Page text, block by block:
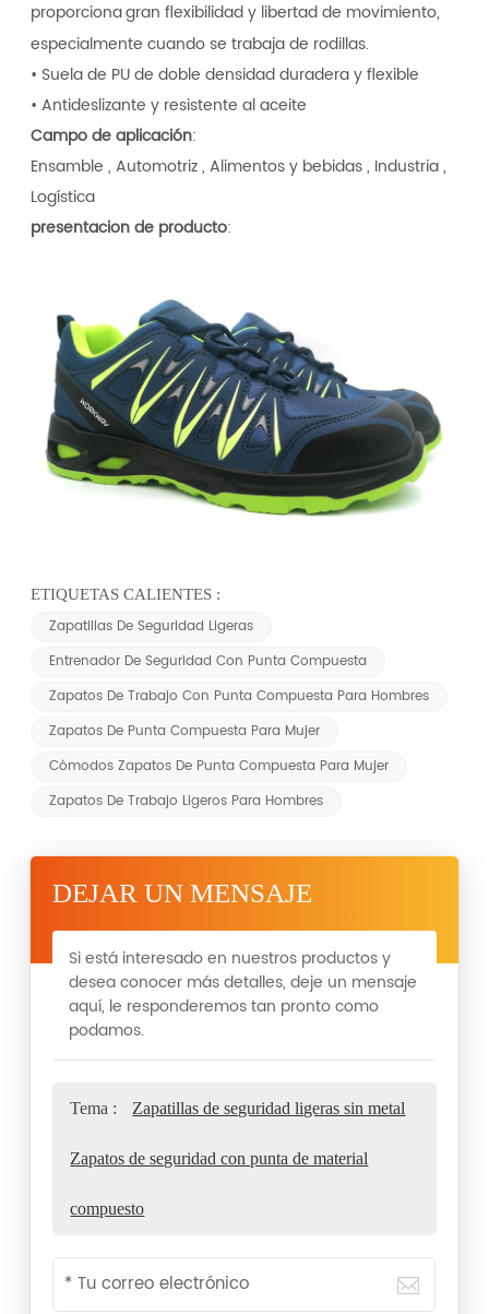
proporcionagran flexibilidad y libertad de movimiento,
especialmente cuando se trabaja de rodillas.
• Suela de PU de doble densidad duradera y flexible
• Antideslizante y resistente al aceite
Campo de aplicación:
Ensamble , Automotriz , Alimentos y bebidas , Industria ,
Logística
presentacion de producto:
ETIQUETAS CALIENTES :
Zapatillas De Seguridad Ligeras
Entrenador De Seguridad Con Punta Compuesta
Zapatos De Trabajo Con Punta Compuesta Para Hombres
Zapatos De Punta Compuesta Para Mujer
Cómodos Zapatos De Punta Compuesta Para Mujer
Zapatos De Trabajo Ligeros Para Hombres
DEJAR UN MENSAJE
Si está interesado en nuestros productos y
desea conocer más detalles, deje un mensaje
aquí, le responderemos tan pronto como
podamos.
Tema : Zapatillas de seguridad ligeras sin metal
Zapatos de seguridad con punta de material
compuesto